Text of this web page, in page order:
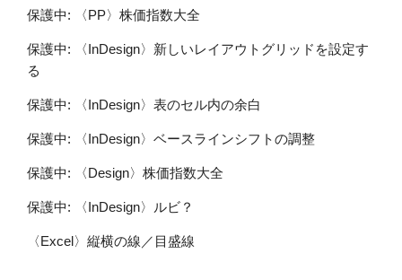
保護中: 〈PP〉株価指数大全
保護中: 〈InDesign〉新しいレイアウトグリッドを設定す
る
保護中: 〈InDesign〉表のセル内の余白
保護中: 〈InDesign〉ベースラインシフトの調整
保護中: 〈Design〉株価指数大全
保護中: 〈InDesign〉ルビ？
〈Excel〉縦横の線／目盛線